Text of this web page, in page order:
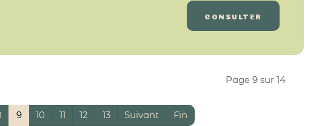
CONSULTER
Page 9 sur 14
9 10 11 12 13 Suivant Fin